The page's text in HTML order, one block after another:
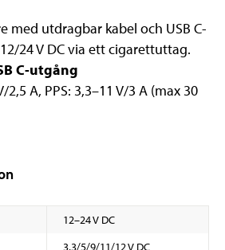
med utdragbar kabel och USB C-
24 V DC via ett cigarettuttag.
C-utgång
2,5 A, PPS: 3,3–11 V/3 A (max 30
12–24 V DC
3,3/5/9/11/12 V DC